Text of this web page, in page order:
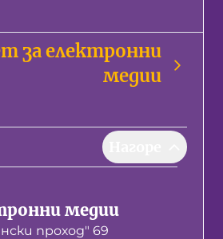
за електронни
медии
медии
проход" 69